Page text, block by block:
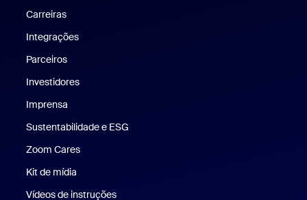
Carreiras
Integrações
Parceiros
Investidores
Imprensa
Sustentabilidade e ESG
Zoom Cares
Kit de mídia
Vídeos de instruções